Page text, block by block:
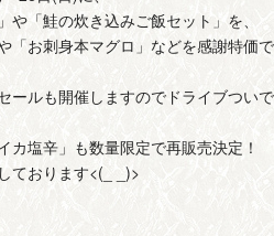
「鮭の炊き込みご飯セット」を、
「お刺身本マグロ」などを感謝特価で
ールも開催しますのでドライブついで
塩辛」も数量限定で再販売決定！
ております<(_ _)>